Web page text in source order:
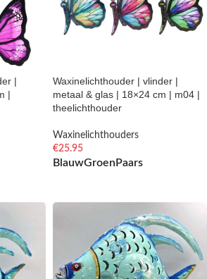
|
|
Waxinelichthouder | vlinder |
metaal & glas | 18×24 cm | m04 |
theelichthouder
Waxinelichthouders
€25.95
BlauwGroen Paars